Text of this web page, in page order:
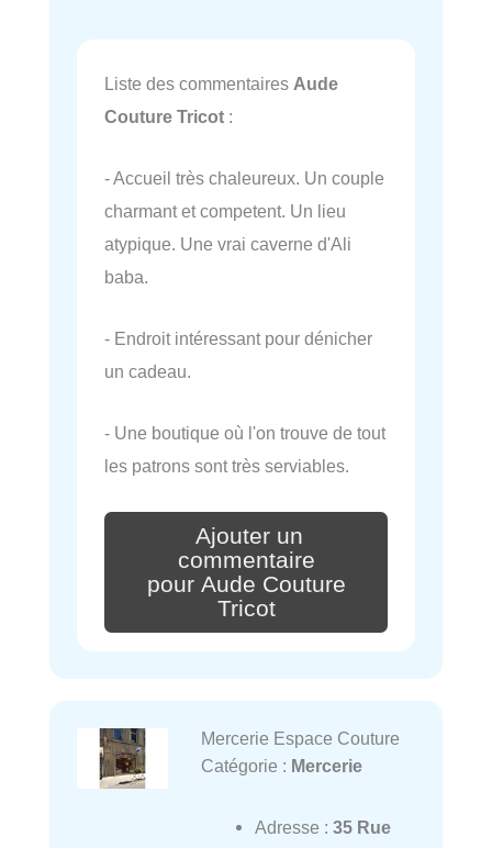
Liste des commentaires Aude
Couture Tricot :
- Accueil très chaleureux. Un couple
charmant et competent. Un lieu
atypique. Une vrai caverne d'Ali
baba.
- Endroit intéressant pour dénicher
un cadeau.
- Une boutique où l'on trouve de tout
les patrons sont très serviables.
Ajouter un
commentaire
pour Aude Couture
Tricot
Mercerie Espace Couture
Catégorie : Mercerie
Adresse : 35 Rue